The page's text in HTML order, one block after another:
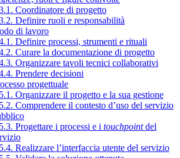
Coordinatore di progetto
Definire ruoli e responsabilità
di lavoro
Definire processi, strumenti e rituali
Curare la documentazione di progetto
Organizzare tavoli tecnici collaborativi
Prendere decisioni
progettuale
Organizzare il progetto e la sua gestione
Comprendere il contesto d’uso del servizio
Progettare i processi e i touchpointdel
Realizzare l’interfaccia utente del servizio